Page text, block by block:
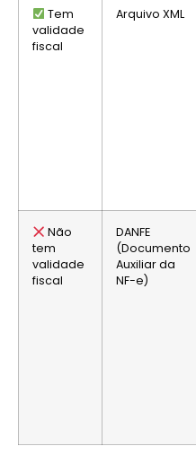
Tem
validade
fiscal
Arquivo XML
Não
tem
validade
fiscal
DANFE
(Documento
Auxiliar da
NF-e)